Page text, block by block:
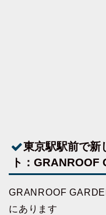
東京駅駅前で新
ト：GRANROOF
GRANROOF
にあります